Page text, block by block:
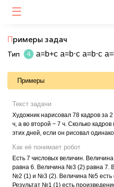
☰
Примеры задач
Тип 4 a=b+c a=b⋅c a=b⋅c
Примеры
Текст задачи
Художник нарисовал 78 кадров за
ч, а во второй − 7 ч. Сколько
этих дней, если он рисовал
Как её понимает робот
Есть 7 числовых величин.
равна 6. Величина №3 (2) равна 7.
№2 (1) и №3 (2). Величина №5
Результат №1 (1) есть